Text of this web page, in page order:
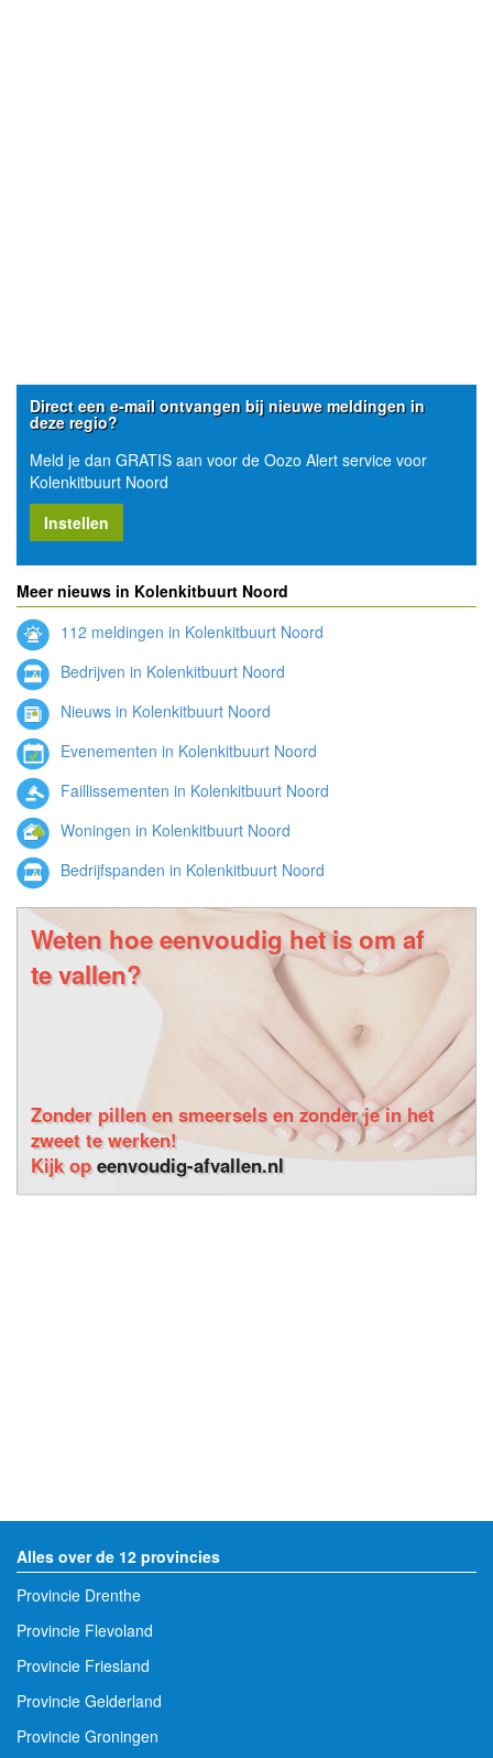
Direct een e-mail ontvangen bij nieuwe meldingen in
deze regio?
Meld je dan GRATIS aan voor de Oozo Alert service voor
Kolenkitbuurt Noord
Instellen
Meer nieuws in Kolenkitbuurt Noord
112 meldingen in Kolenkitbuurt Noord
Bedrijven in Kolenkitbuurt Noord
Nieuws in Kolenkitbuurt Noord
Evenementen in Kolenkitbuurt Noord
Faillissementen in Kolenkitbuurt Noord
Woningen in Kolenkitbuurt Noord
Bedrijfspanden in Kolenkitbuurt Noord
Weten hoe eenvoudig het is om af
te vallen?
Zonder pillen en smeersels en zonder je in het
zweet te werken!
Kijk opeenvoudig-afvallen.nl
Alles over de 12 provincies
Provincie Drenthe
Provincie Flevoland
Provincie Friesland
Provincie Gelderland
Provincie Groningen